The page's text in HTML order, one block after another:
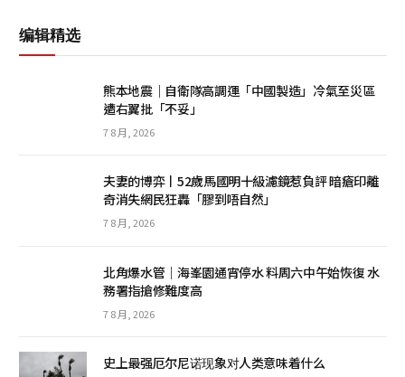
编辑精选
熊本地震｜自衛隊高調運「中國製造」冷氣至災區
遭右翼批「不妥」
7 8 月, 2026
夫妻的博弈丨52歲馬國明十級濾鏡惹負評 暗瘡印離
奇消失網民狂轟「膠到唔自然」
7 8 月, 2026
北角爆水管｜海峯園通宵停水 料周六中午始恢復 水
務署指搶修難度高
7 8 月, 2026
史上最强厄尔尼诺现象对人类意味着什么